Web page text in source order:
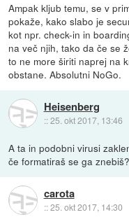
Ampak kljub temu, se v
pokaže, kako slabo je
kot npr. check-in in
na več njih, tako da če se
to ne more širiti naprej na
obstane. Absolutni NoGo.
Heisenberg
::25. okt 2017, 13:46
A ta in podobni virusi
če formatiraš se ga
carota
::25. okt 2017, 14:30